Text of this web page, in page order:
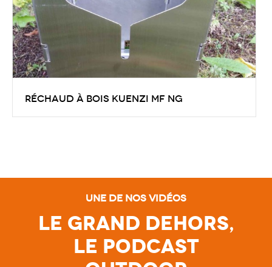
de réchauds utilisant des combustibles différents :
gaz, essence, multi-carburants, alcool et bois.
Réchaud à bois Kuenzi MF NG
Une de nos vidéos
Le Grand Dehors,
le Podcast